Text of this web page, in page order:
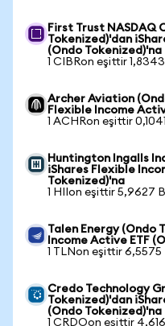
First Trust NASDAQ
Tokenized)'dan
(Ondo Tokenized)'na
1 CIBRon eşittir
Archer Aviation
Flexible Income
1 ACHRon eşittir
Huntington Ingalls
iShares Flexible
Tokenized)'na
1 HIIon eşittir 5,9627
Talen Energy (Ondo
Income Active ETF
1 TLNon eşittir 6,5575
Credo Technology
Tokenized)'dan
(Ondo Tokenized)'na
1 CRDOon eşittir